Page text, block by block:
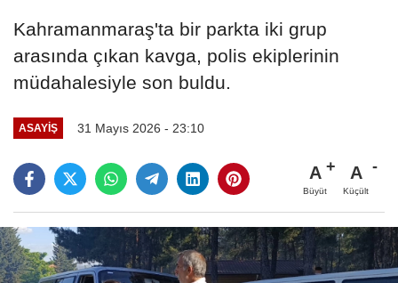
Kahramanmaraş'ta bir parkta iki grup
arasında çıkan kavga, polis ekiplerinin
müdahalesiyle son buldu.
ASAYİŞ 31 Mayıs 2026 - 23:10
A
Büyüt
A
Küçült